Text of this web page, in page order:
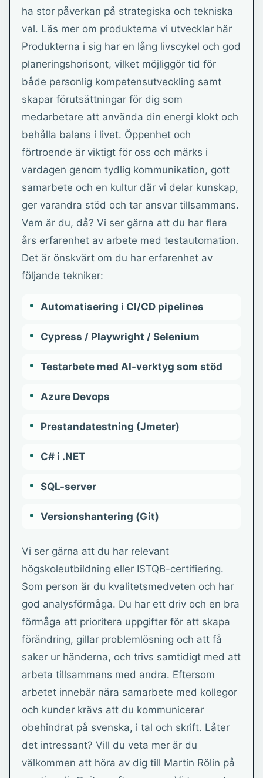
ha stor påverkan på strategiska och tekniska
val. Läs mer om produkterna vi utvecklar här
Produkterna i sig har en lång livscykel och god
planeringshorisont, vilket möjliggör tid för
både personlig kompetensutveckling samt
skapar förutsättningar för dig som
medarbetare att använda din energi klokt och
behålla balans i livet. Öppenhet och
förtroende är viktigt för oss och märks i
vardagen genom tydlig kommunikation, gott
samarbete och en kultur där vi delar kunskap,
ger varandra stöd och tar ansvar tillsammans.
Vem är du, då? Vi ser gärna att du har flera
års erfarenhet av arbete med testautomation.
Det är önskvärt om du har erfarenhet av
följande tekniker:
Automatisering i CI/CD pipelines
Cypress / Playwright / Selenium
Testarbete med AI-verktyg som stöd
Azure Devops
Prestandatestning (Jmeter)
C# i .NET
SQL-server
Versionshantering (Git)
Vi ser gärna att du har relevant
högskoleutbildning eller ISTQB-certifiering.
Som person är du kvalitetsmedveten och har
god analysförmåga. Du har ett driv och en bra
förmåga att prioritera uppgifter för att skapa
förändring, gillar problemlösning och att få
saker ur händerna, och trivs samtidigt med att
arbeta tillsammans med andra. Eftersom
arbetet innebär nära samarbete med kollegor
och kunder krävs att du kommunicerar
obehindrat på svenska, i tal och skrift. Låter
det intressant? Vill du veta mer är du
välkommen att höra av dig till Martin Rölin på